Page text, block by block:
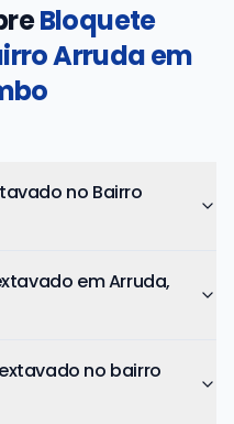
Bloquete
Arruda em
no Bairro
em Arruda,
no bairro